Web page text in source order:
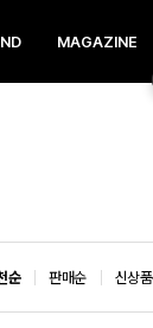
MAGAZINE
순 판매순 신상